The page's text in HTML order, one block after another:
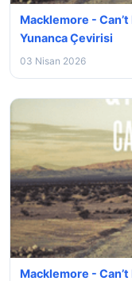
Macklemore -
Yunanca Çevirisi
03 Nisan 2026
Macklemore -